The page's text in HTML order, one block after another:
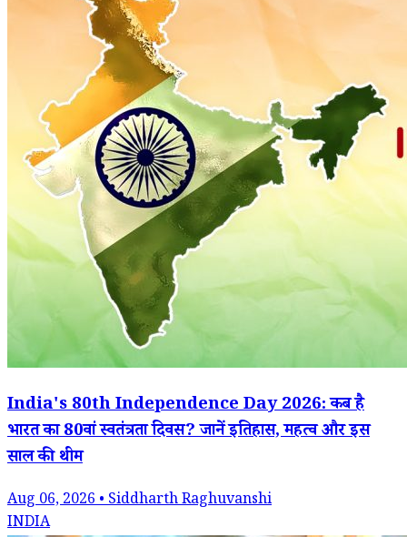
India's 80th Independence Day 2026: कब है
भारत का 80वां स्वतंत्रता दिवस? जानें इतिहास, महत्व और इस
साल की थीम
Aug 06, 2026 • Siddharth Raghuvanshi
INDIA